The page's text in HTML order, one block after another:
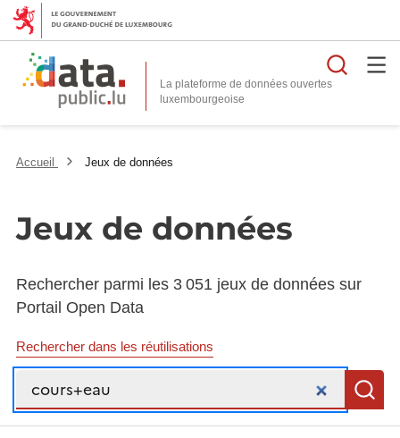
La plateforme de données ouvertes
Accueil Jeux de données
Jeux de données
Rechercher parmi les 3 051 jeux de données sur
Portail Open Data
Rechercher dans les réutilisations